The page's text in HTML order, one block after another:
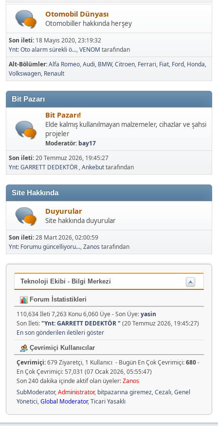
Otomobil Dünyası
Otomobiller hakkında herşey
Son ileti: 18 Mayıs 2020, 23:19:32
Ynt: Oto alarm sürekli ö...,VENOM tarafından
Alt-Bölümler Alfa Romeo Audi BMW Citroen Ferrari Fiat Ford Honda
Volkswagen Renault
Bit Pazarı
Bit Pazarı!
Elde kalmış kullanılmayan malzemeler, cihazlar ve şahsi
projeler
Moderatör: bay17
Son ileti:20 Temmuz 2026, 19:45:27
Ynt: GARRETT DEDEKTÖR ,Ankebuttarafından
Site Hakkında
Duyurular
Site hakkında duyurular
Son ileti:28 Mart 2026, 02:00:59
Ynt: Forumu güncelliyoru...,Zanos tarafından
Teknoloji Ekibi - Bilgi Merkezi
Forum İstatistikleri
110,634 İleti 7,263 Konu 6,060 Üye - Son Üye:yasin
Son İleti:"Ynt: GARRETT DEDEKTÖR" (20 Temmuz 2026, 19:45:27)
En son gönderilen iletileri göster
Çevrimiçi Kullanıcılar
Çevrimiçi:679 Ziyaretçi, 1 Kullanıcı - Bugün En Çok Çevrimiçi:680-
En Çok Çevrimiçi: 57,031 (07 Ocak 2026, 05:55:47)
Son 240 dakika içinde aktif olan üyeler:Zanos
SubModerator,Administrator, bitpazarına giremez,Cezalı,Genel
Yönetici,Global Moderator,Ticari Yasaklı